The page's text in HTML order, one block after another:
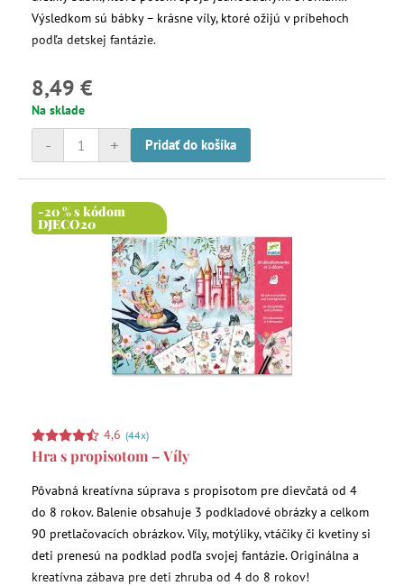
Výsledkom sú bábky – krásne víly, ktoré ožijú v príbehoch
podľa detskej fantázie.
8,49 €
Na sklade
+
- Pridať do košíka
-20 % s kódom
DJECO20
4,6 (44x)
Hra s propisotom – Víly
Pôvabná kreatívna súprava s propisotom pre dievčatá od 4
do 8 rokov. Balenie obsahuje 3 podkladové obrázky a celkom
90 pretlačovacích obrázkov. Víly, motýliky, vtáčiky či kvetiny si
deti prenesú na podklad podľa svojej fantázie. Originálna a
kreatívna zábava pre deti zhruba od 4 do 8 rokov!